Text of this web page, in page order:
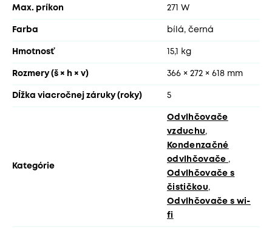
Max. príkon 271 W
Farba bílá, černá
Hmotnosť 15,1 kg
Rozmery (š × h × v) 366 × 272 × 618 mm
Dĺžka viacročnej záruky (roky) 5
Kategórie
Odvlhčovače
vzduchu,
Kondenzačné
odvlhčovače ,
Odvlhčovače s
čističkou,
Odvlhčovače s wi-
fi